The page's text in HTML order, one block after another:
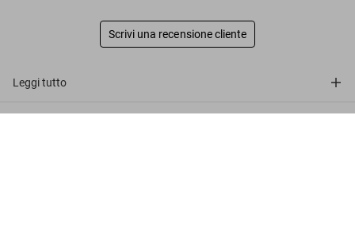
Scrivi una recensione cliente
Leggi tutto